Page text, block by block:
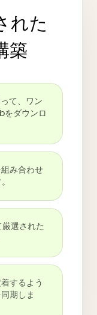
れた
築
て、ワン
をダウンロ
み合わせ
選された
するよう
期しま